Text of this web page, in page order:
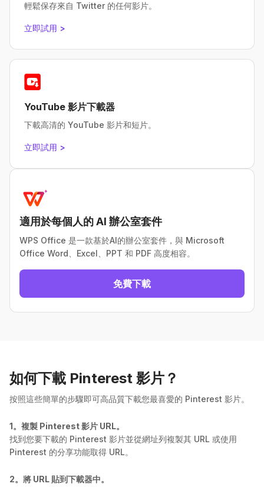
輕鬆保存來自 Twitter 的任何影片。
立即試用 >
YouTube 影片下載器
下載高清的 YouTube 影片和短片。
立即試用 >
適用於每個人的 AI 辦公室套件
WPS Office 是一款基於AI的辦公室套件，與 Microsoft
Office Word、Excel、PPT 和 PDF 高度相容。
免費下載
如何下載 Pinterest 影片？
按照這些簡單的步驟即可高品質下載您最喜愛的 Pinterest 影片。
1。複製 Pinterest 影片 URL。
找到您要下載的 Pinterest 影片並從網址列複製其 URL 或使用
Pinterest 的分享功能取得 URL。
2。將 URL 貼到下載器中。